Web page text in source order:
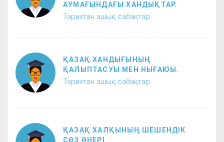
АУМАҒЫНДАҒЫ ХАНДЫҚТАР.
Тарихтан ашық сабақтар
ҚАЗАҚ ХАНДЫҒЫНЫҢ
ҚАЛЫПТАСУЫ МЕН НЫҒАЮЫ.
Тарихтан ашық сабақтар
ҚАЗАҚ ХАЛҚЫНЫҢ ШЕШЕНДІК
СӨЗ ӨНЕРІ.